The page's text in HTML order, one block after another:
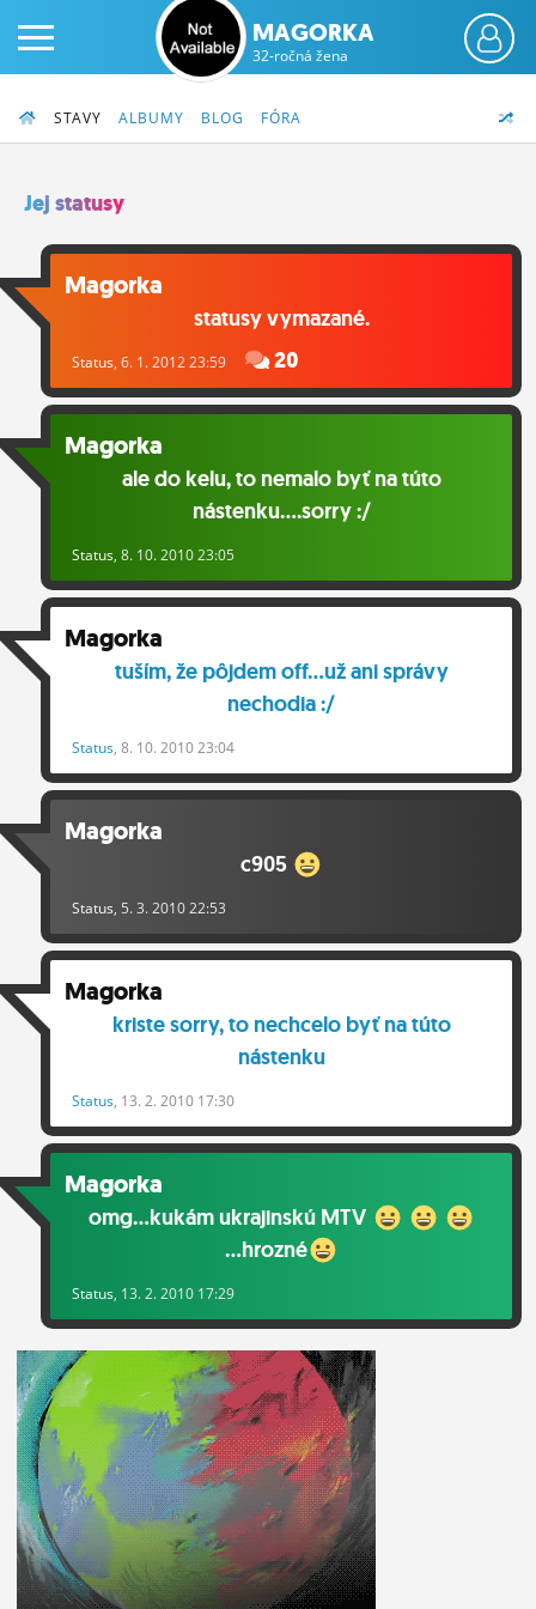
PRIHLÁS SA
FÓRUM
STATUSY
BLOGY
OBRÁZKY
ĽUDIA
MÔJ PROFIL
NASTAVENIA
MAGORKA
32-ročná žena
STAVY ALBUMY BLOG FÓRA
Jej statusy
Magorka
statusy vymazané.
Status, 6. 1. 2012 23:59 20
Magorka
ale do kelu, to nemalo byť na túto
nástenku....sorry :/
Status, 8. 10. 2010 23:05
Magorka
tuším, že pôjdem off...už ani správy
nechodia :/
Status, 8. 10. 2010 23:04
Magorka
c905
Status, 5. 3. 2010 22:53
Magorka
kriste sorry, to nechcelo byť na túto
nástenku
Status, 13. 2. 2010 17:30
Magorka
omg...kukám ukrajinskú MTV
...hrozné
Status, 13. 2. 2010 17:29